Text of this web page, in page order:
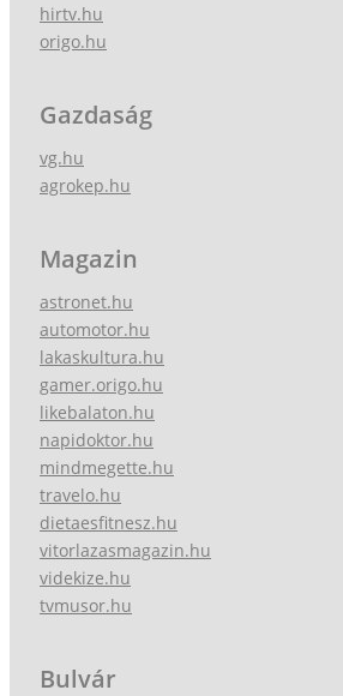
hirtv.hu
origo.hu
Gazdaság
vg.hu
agrokep.hu
Magazin
astronet.hu
automotor.hu
lakaskultura.hu
gamer.origo.hu
likebalaton.hu
napidoktor.hu
mindmegette.hu
travelo.hu
dietaesfitnesz.hu
vitorlazasmagazin.hu
videkize.hu
tvmusor.hu
Bulvár